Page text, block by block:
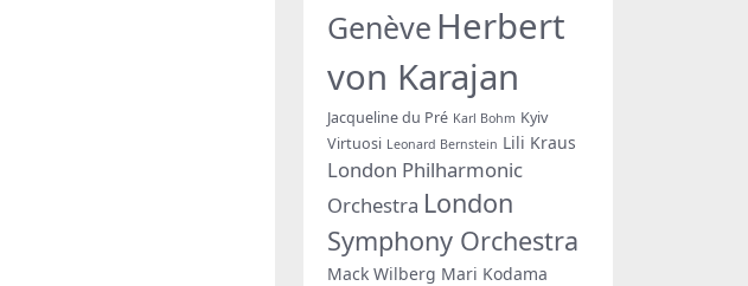
Genève Herbert
von Karajan
Jacqueline du Pré Karl Bohm Kyiv
Virtuosi Leonard Bernstein Lili Kraus
London Philharmonic
Orchestra London
Symphony Orchestra
Mack Wilberg Mari Kodama